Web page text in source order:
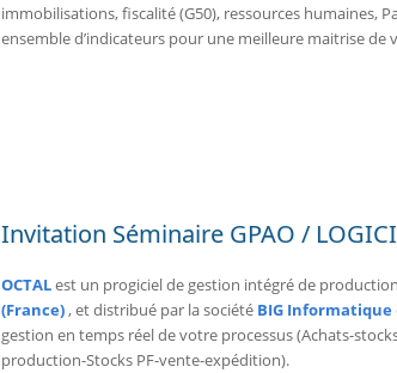
immobilisations, fiscalité (G50), ressources humaines,
ensemble d’indicateurs pour une meilleure maitrise de
Invitation Séminaire GPAO /
OCTALest un progiciel de gestion intégré de
(France), et distribué par la société BIG Informatique
gestion en temps réel de votre processus (Achats-
production-Stocks PF-vente-expédition).